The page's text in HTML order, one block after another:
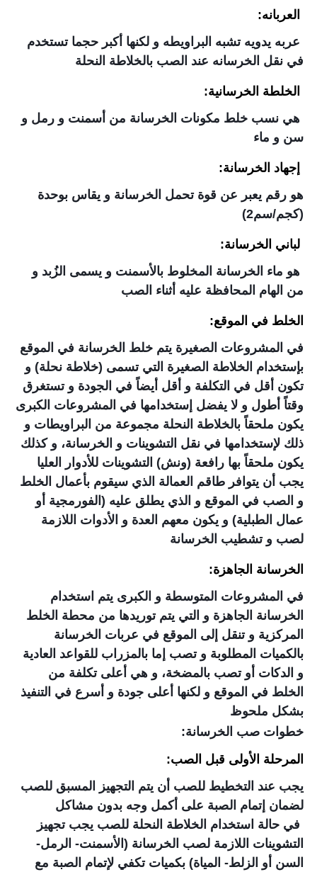
العربانه:
عربه يدويه تشبه البراويطه و لكنها أكبر حجما تستخدم
في نقل الخرسانه عند الصب بالخلاطة النحلة
الخلطة الخرسانية:
هي نسب خلط مكونات الخرسانة من أسمنت و رمل و
سن و ماء
إجهاد الخرسانة:
هو رقم يعبر عن قوة تحمل الخرسانة و يقاس بوحدة
(كجم/سم2)
لباني الخرسانة:
هو ماء الخرسانة المخلوط بالأسمنت و يسمى الزُبد و
من الهام المحافظة عليه أثناء الصب
الخلط في الموقع:
في المشروعات الصغيرة يتم خلط الخرسانة في الموقع
بإستخدام الخلاطة الصغيرة التي تسمى (خلاطة نحلة) و
تكون أقل في التكلفة و أقل أيضاً في الجودة و تستغرق
وقتاً أطول و لا يفضل إستخدامها في المشروعات الكبرى
يكون ملحقاً بالخلاطة النحلة مجموعة من البراويطات و
ذلك لإستخدامها في نقل التشوينات و الخرسانة، و كذلك
يكون ملحقاً بها رافعة (ونش) التشوينات للأدوار العليا
يجب أن يتوافر طاقم العمالة الذي سيقوم بأعمال الخلط
و الصب في الموقع و الذي يطلق عليه (الفورمجية أو
عمال الطبلية) و يكون معهم العدة و الأدوات اللازمة
لصب و تشطيب الخرسانة
الخرسانة الجاهزة:
في المشروعات المتوسطة و الكبرى يتم استخدام
الخرسانة الجاهزة و التي يتم توريدها من محطة الخلط
المركزية و تنقل إلى الموقع في عربات الخرسانة
بالكميات المطلوبة و تصب إما بالمزراب للقواعد العادية
و الدكات أو تصب بالمضخة، و هي أعلى تكلفة من
الخلط في الموقع و لكنها أعلى جودة و أسرع في التنفيذ
بشكل ملحوظ
خطوات صب الخرسانة:
المرحلة الأولى قبل الصب:
يجب عند التخطيط للصب أن يتم التجهيز المسبق للصب
لضمان إتمام الصبة على أكمل وجه بدون مشاكل
في حالة استخدام الخلاطة النحلة للصب يجب تجهيز
التشوينات اللازمة لصب الخرسانة (الأسمنت- الرمل-
السن أو الزلط- المياة) بكميات تكفي لإتمام الصبة مع